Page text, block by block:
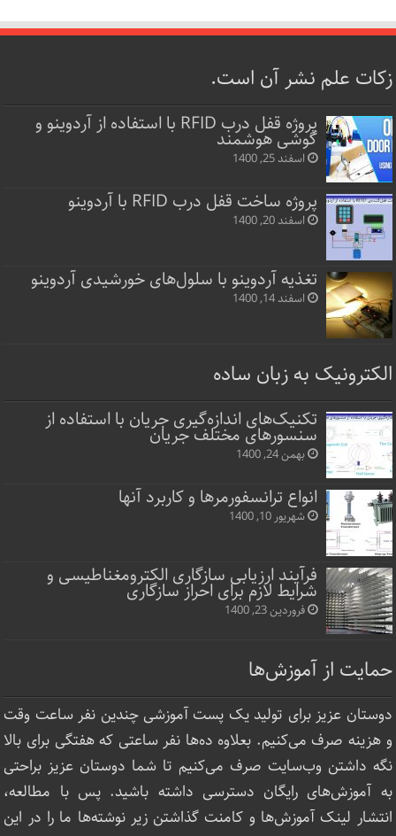
زکات علم نشر آن است.
پروژه قفل‌ درب RFID با استفاده از آردوینو و
گوشی هوشمند
اسفند 25, 1400
پروژه ساخت قفل‌ درب RFID با آردوینو
اسفند 20, 1400
تغذیه آردوینو با سلول‌های خورشیدی آردوینو
اسفند 14, 1400
الکترونیک به زبان ساده
تکنیک‌های اندازه‌گیری جریان با استفاده از
سنسورهای مختلف جریان
بهمن 24, 1400
انواع ترانسفورمرها و کاربرد آنها
شهریور 10, 1400
فرآیند ارزیابی سازگاری الکترومغناطیسی و
شرایط لازم برای احراز سازگاری
فروردین 23, 1400
حمایت از آموزش‌ها
دوستان عزیز برای تولید یک پست آموزشی چندین نفر ساعت‌ وقت
و هزینه صرف می‌کنیم. بعلاوه ده‌ها نفر ساعتی که هفتگی برای بالا
نگه داشتن وب‌سایت صرف ‌می‌کنیم تا شما دوستان عزیز براحتی
به آموزش‌های رایگان دسترسی داشته باشید. پس با مطالعه،
انتشار لینک‌ آموزش‌ها و کامنت گذاشتن زیر نوشته‌‌ها ما را در این